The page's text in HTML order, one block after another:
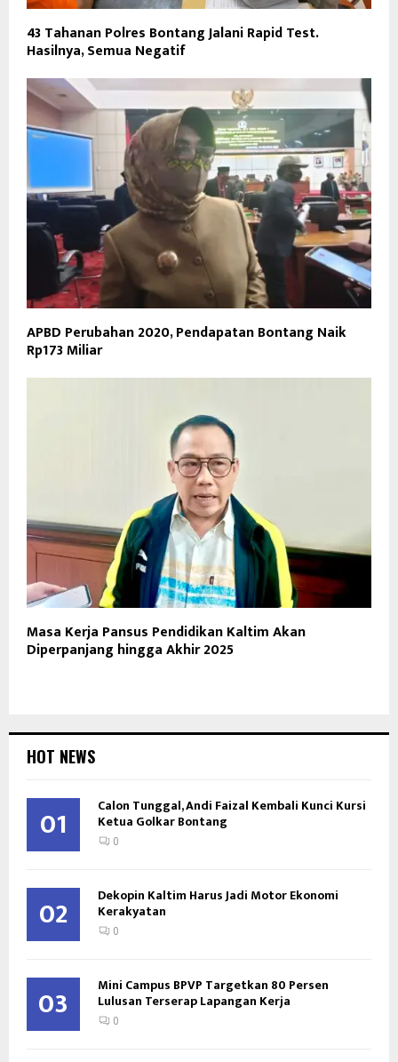
43 Tahanan Polres Bontang Jalani Rapid Test.
Hasilnya, Semua Negatif
APBD Perubahan 2020, Pendapatan Bontang Naik
Rp173 Miliar
Masa Kerja Pansus Pendidikan Kaltim Akan
Diperpanjang hingga Akhir 2025
HOT NEWS
01 Calon Tunggal, Andi Faizal Kembali Kunci Kursi
Ketua Golkar Bontang
0
02 Dekopin Kaltim Harus Jadi Motor Ekonomi
Kerakyatan
0
03 Mini Campus BPVP Targetkan 80 Persen
Lulusan Terserap Lapangan Kerja
0